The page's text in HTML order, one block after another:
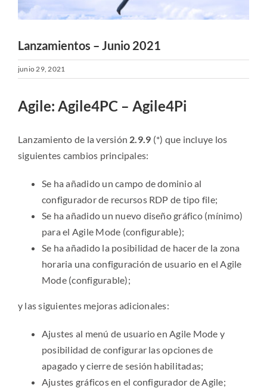
Lanzamientos – Junio 2021
junio 29, 2021
Agile: Agile4PC – Agile4Pi
Lanzamiento de la versión 2.9.9 (*) que incluye los
siguientes cambios principales:
Se ha añadido un campo de dominio al
configurador de recursos RDP de tipo file;
Se ha añadido un nuevo diseño gráfico (mínimo)
para el Agile Mode (configurable);
Se ha añadido la posibilidad de hacer de la zona
horaria una configuración de usuario en el Agile
Mode (configurable);
y las siguientes mejoras adicionales:
Ajustes al menú de usuario en Agile Mode y
posibilidad de configurar las opciones de
apagado y cierre de sesión habilitadas;
Ajustes gráficos en el configurador de Agile;